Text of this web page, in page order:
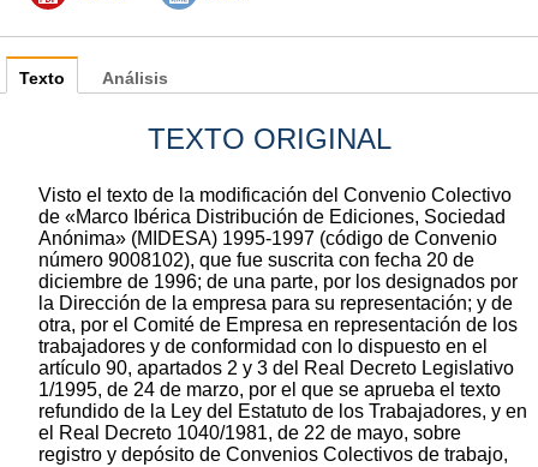
Texto
TEXTO ORIGINAL
Visto el texto de la modificación del Convenio Colectivo
de «Marco Ibérica Distribución de Ediciones, Sociedad
Anónima» (MIDESA) 1995-1997 (código de Convenio
número 9008102), que fue suscrita con fecha 20 de
diciembre de 1996; de una parte, por los designados por
la Dirección de la empresa para su representación; y de
otra, por el Comité de Empresa en representación de los
trabajadores y de conformidad con lo dispuesto en el
artículo 90, apartados 2 y 3 del Real Decreto Legislativo
1/1995, de 24 de marzo, por el que se aprueba el texto
refundido de la Ley del Estatuto de los Trabajadores, y en
el Real Decreto 1040/1981, de 22 de mayo, sobre
registro y depósito de Convenios Colectivos de trabajo,
Análisis